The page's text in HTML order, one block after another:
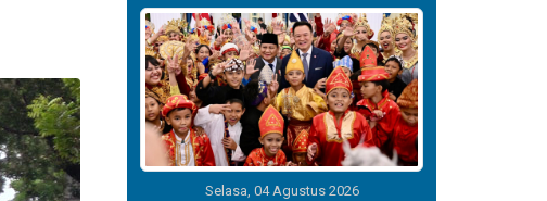
Selasa, 04 Agustus 2026